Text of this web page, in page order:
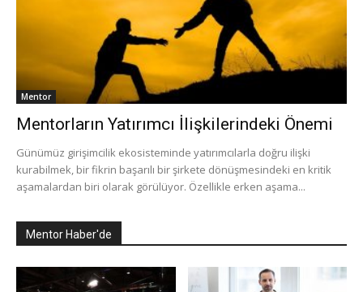
Mentor
Mentorların Yatırımcı İlişkilerindeki Önemi
Günümüz girişimcilik ekosisteminde yatırımcılarla doğru ilişki
kurabilmek, bir fikrin başarılı bir şirkete dönüşmesindeki en kritik
aşamalardan biri olarak görülüyor. Özellikle erken aşama...
Mentor Haber'de